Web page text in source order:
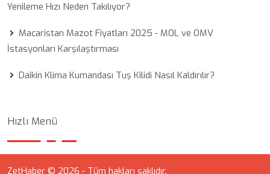
Yenileme Hızı Neden Takılıyor?
Macaristan Mazot Fiyatları 2025 - MOL ve OMV
İstasyonları Karşılaştırması
Daikin Klima Kumandası Tuş Kilidi Nasıl Kaldırılır?
Hızlı Menü
ZetHaber © 2026 - Tüm hakları saklıdır.